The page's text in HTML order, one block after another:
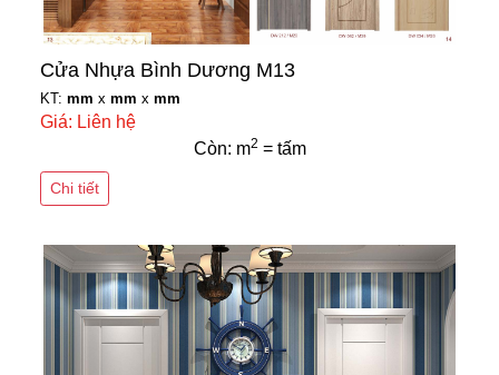
Cửa Nhựa Bình Dương M13
KT: mm x mm x mm
Giá: Liên hệ
Còn: m2 = tấm
Chi tiết